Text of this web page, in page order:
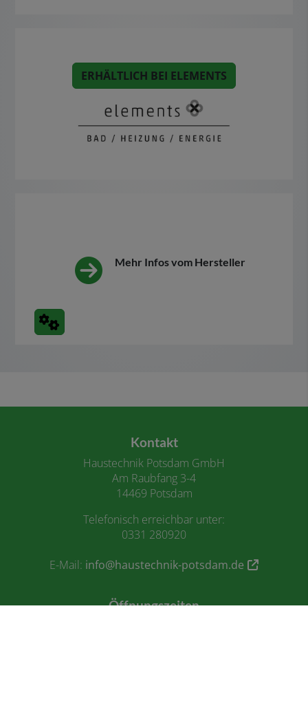
ERHÄLTLICH BEI ELEMENTS
Mehr Infos vom Hersteller
Footer - Kontaktdaten und Öffnungszeiten
Kontakt
Haustechnik Potsdam GmbH
Am Raubfang 3-4
14469 Potsdam
Telefonisch erreichbar unter:
0331 280920
E-Mail: info@haustechnik-potsdam.de
Öffnungszeiten